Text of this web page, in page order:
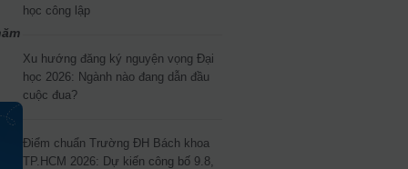
học công lập
Xu hướng đăng ký nguyện vọng Đại
học 2026: Ngành nào đang dẫn đầu
cuộc đua?
Điểm chuẩn Trường ĐH Bách khoa
TP.HCM 2026: Dự kiến công bố 9.8,